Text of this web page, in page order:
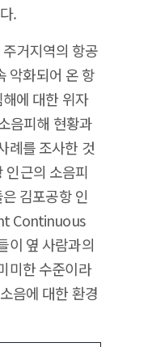
.
거지역의 항공
악화되어 온 항
에 대한 위자
음피해 현황과
례를 조사한 것
인근의 소음피
김포공항 인
Continuous
이 옆 사람과의
미한 수준이라
음에 대한 환경